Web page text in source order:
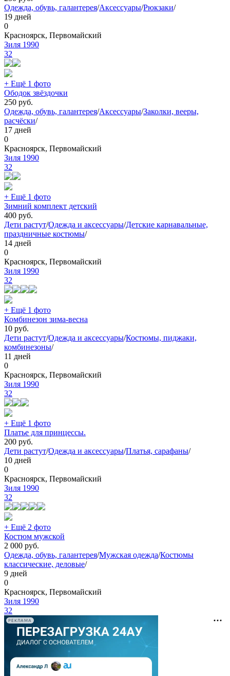
Одежда, обувь, галантерея/Аксессуары/Рюкзаки/
19 дней
0
Красноярск, Первомайский
Зиля 1990
32
+ Ещё 1 фото
Ободок звёздочки
250 руб.
Одежда, обувь, галантерея/Аксессуары/Заколки, вееры,
расчёски/
17 дней
0
Красноярск, Первомайский
Зиля 1990
32
+ Ещё 1 фото
Зимний комплект детский
400 руб.
Дети растут/Одежда и аксессуары/Детские карнавальные,
праздничные костюмы/
14 дней
0
Красноярск, Первомайский
Зиля 1990
32
+ Ещё 1 фото
Комбинезон зима-весна
10 руб.
Дети растут/Одежда и аксессуары/Костюмы, пиджаки,
комбинезоны/
11 дней
0
Красноярск, Первомайский
Зиля 1990
32
+ Ещё 1 фото
Платье для принцессы.
200 руб.
Дети растут/Одежда и аксессуары/Платья, сарафаны/
10 дней
0
Красноярск, Первомайский
Зиля 1990
32
+ Ещё 2 фото
Костюм мужской
2 000 руб.
Одежда, обувь, галантерея/Мужская одежда/Костюмы
классические, деловые/
9 дней
0
Красноярск, Первомайский
Зиля 1990
32
РЕКЛАМА